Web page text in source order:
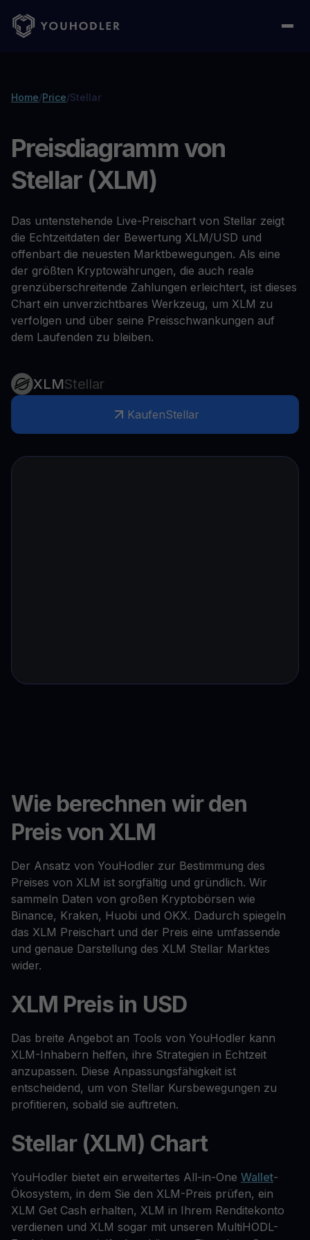
Home/Price/Stellar
Preisdiagramm von
Stellar (XLM)
Das untenstehende Live-Preischart von Stellar zeigt
die Echtzeitdaten der Bewertung XLM/USD und
offenbart die neuesten Marktbewegungen. Als eine
der größten Kryptowährungen, die auch reale
grenzüberschreitende Zahlungen erleichtert, ist dieses
Chart ein unverzichtbares Werkzeug, um XLM zu
verfolgen und über seine Preisschwankungen auf
dem Laufenden zu bleiben.
XLMStellar
KaufenStellar
Wie berechnen wir den
Preis von XLM
Der Ansatz von YouHodler zur Bestimmung des
Preises von XLM ist sorgfältig und gründlich. Wir
sammeln Daten von großen Kryptobörsen wie
Binance, Kraken, Huobi und OKX. Dadurch spiegeln
das XLM Preischart und der Preis eine umfassende
und genaue Darstellung des XLM Stellar Marktes
wider.
XLM Preis in USD
Das breite Angebot an Tools von YouHodler kann
XLM-Inhabern helfen, ihre Strategien in Echtzeit
anzupassen. Diese Anpassungsfähigkeit ist
entscheidend, um von Stellar Kursbewegungen zu
profitieren, sobald sie auftreten.
Stellar (XLM) Chart
YouHodler bietet ein erweitertes All-in-One Wallet-
Ökosystem, in dem Sie den XLM-Preis prüfen, ein
XLM Get Cash erhalten, XLM in Ihrem Renditekonto
verdienen und XLM sogar mit unseren MultiHODL-